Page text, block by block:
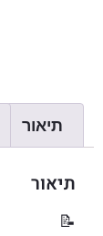
תיאור
תיאור
📝